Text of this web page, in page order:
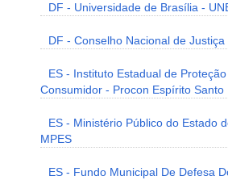
DF - Universidade de Brasília -
DF - Conselho Nacional de Justiça
ES - Instituto Estadual de
Consumidor - Procon Espírito Santo
ES - Ministério Público do Estado
MPES
ES - Fundo Municipal De Defesa